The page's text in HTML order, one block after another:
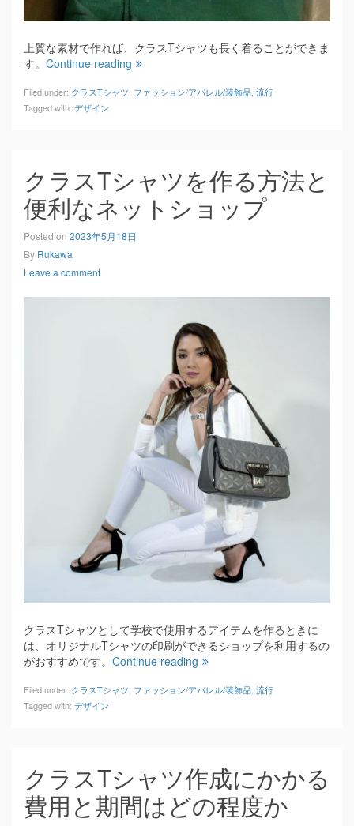
上質な素材で作れば、クラスTシャツも長く着ることができま
す。 Continue reading
Filed under: クラスTシャツ ファッション/アパレル/装飾品 流行
Tagged with: デザイン
クラスTシャツを作る方法と
便利なネットショップ
Posted on 2023年5月18日
By Rukawa
Leave a comment
クラスTシャツとして学校で使用するアイテムを作るときに
は、オリジナルTシャツの印刷ができるショップを利用するの
がおすすめです。 Continue reading
Filed under: クラスTシャツ ファッション/アパレル/装飾品 流行
Tagged with: デザイン
クラスTシャツ作成にかかる
費用と期間はどの程度か